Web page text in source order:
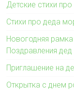
Детские стихи
Стихи про деда
Новогодняя рамка
Поздравления
Приглашение на
Открытка с днем